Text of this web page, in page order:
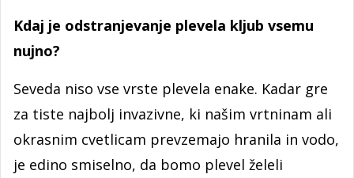
Kdaj je odstranjevanje plevela kljub vsemu
nujno?
Seveda niso vse vrste plevela enake. Kadar gre
za tiste najbolj invazivne, ki našim vrtninam ali
okrasnim cvetlicam prevzemajo hranila in vodo,
je edino smiselno, da bomo plevel želeli